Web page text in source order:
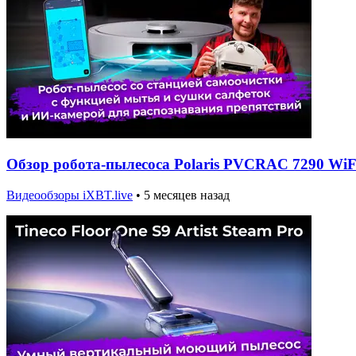
Обзор робота-пылесоса Polaris PVCRAC 7290
Видеообзоры iXBT.live • 5 месяцев назад